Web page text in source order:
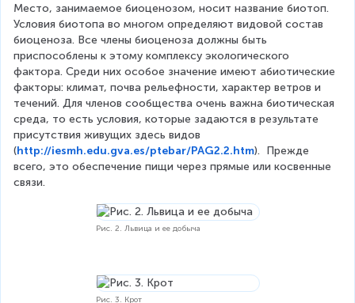
Место, занимаемое биоценозом, носит название биотоп.
Условия биотопа во многом определяют видовой состав
биоценоза. Все члены биоценоза должны быть
приспособлены к этому комплексу экологического
фактора. Среди них особое значение имеют абиотические
факторы: климат, почва рельефности, характер ветров и
течений. Для членов сообщества очень важна биотическая
среда, то есть условия, которые задаются в результате
присутствия живущих здесь видов
(http://iesmh.edu.gva.es/ptebar/PAG2.2.htm).  Прежде
всего, это обеспечение пищи через прямые или косвенные
связи.
Рис. 2. Львица и ее добыча
Рис. 3. Крот